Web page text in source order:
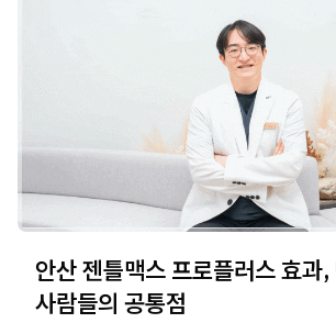
안산 젠틀맥스 프로플러스 효과
사람들의 공통점